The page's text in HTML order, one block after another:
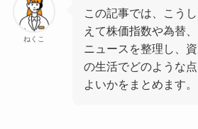
ねくこ
この記事では、こう
えて株価指数や為替
ニュースを整理し、
の生活でどのような
よいかをまとめます。